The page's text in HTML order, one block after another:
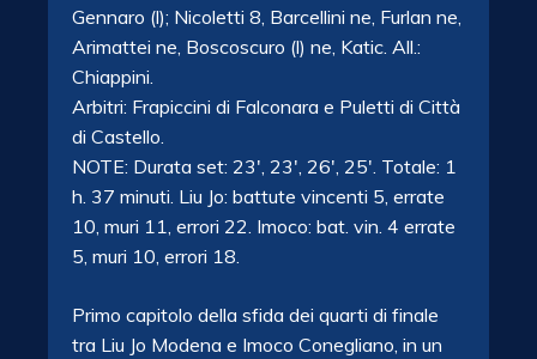
Gennaro (l); Nicoletti 8, Barcellini ne, Furlan ne,
Arimattei ne, Boscoscuro (l) ne, Katic. All.:
Chiappini.
Arbitri: Frapiccini di Falconara e Puletti di Città
di Castello.
NOTE: Durata set: 23′, 23′, 26′, 25′. Totale: 1
h. 37 minuti. Liu Jo: battute vincenti 5, errate
10, muri 11, errori 22. Imoco: bat. vin. 4 errate
5, muri 10, errori 18.
Primo capitolo della sfida dei quarti di finale
tra Liu Jo Modena e Imoco Conegliano, in un